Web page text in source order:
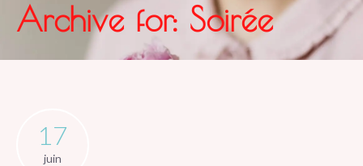
Archive for: Soirée
17
juin